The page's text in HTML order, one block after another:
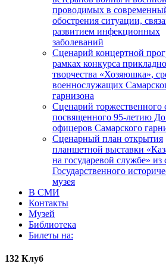
проводимых в
обострения ситуации,
развитием инфекционных
заболеваний
Сценарий концертной
рамках конкурса
творчества «Хозяюшка»,
военнослужащих
гарнизона
Сценарий торжественного
посвященного 95-летию
офицеров Самарского
Сценарный план открытия
планшетной выставки
на государевой службе» из
Государственного
музея
В СМИ
Контакты
Музей
Библиотека
Билеты на:
132 Клуб